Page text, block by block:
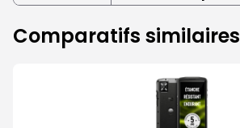
Comparatifs similaires